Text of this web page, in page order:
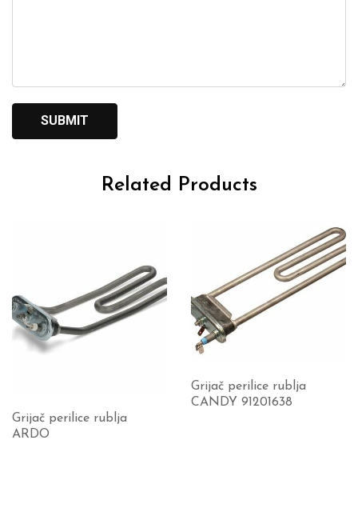
Related Products
Grijač perilice rublja
ARDO
Grijač perilice rublja
CANDY 91201638